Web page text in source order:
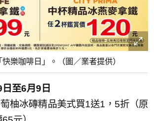
樂咖啡日」。（圖／業者提供）
至6月9日
萄柚冰磚精品美式買1送1，5折（原